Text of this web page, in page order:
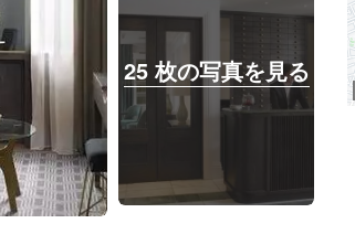
25 枚の写真を見る